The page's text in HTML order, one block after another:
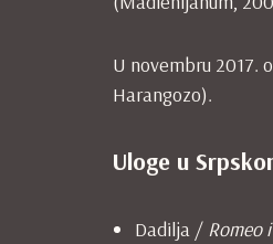
U novembru 2017.
Harangozo).
Uloge u
Dadilja / Romeo